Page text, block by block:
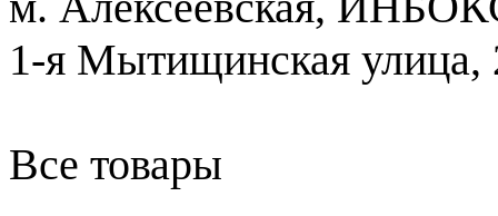
1-я Мытищинская улица,
Все товары